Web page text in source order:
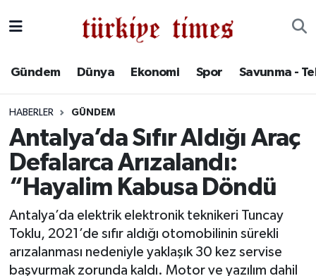
Gündem Dünya Ekonomi Spor Savunma -
HABERLER GÜNDEM
Antalya’da Sıfır Aldığı Araç
Defalarca Arızalandı:
“Hayalim Kabusa Döndü
Antalya’da elektrik elektronik teknikeri Tuncay
Toklu, 2021’de sıfır aldığı otomobilinin sürekli
arızalanması nedeniyle yaklaşık 30 kez servise
başvurmak zorunda kaldı. Motor ve yazılım dahil
Spor
Savunma - Teknoloji
Kültür - Sanat
Yaşam
Tüm Manşetler
Son Dakika Haberleri
Haber Arşivi